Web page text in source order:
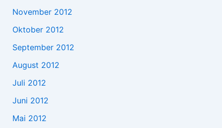
November 2012
Oktober 2012
September 2012
August 2012
Juli 2012
Juni 2012
Mai 2012